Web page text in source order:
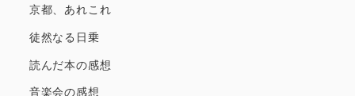
京都、あれこれ
徒然なる日乗
読んだ本の感想
音楽会の感想